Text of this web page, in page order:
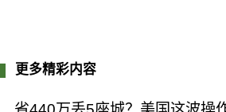
更多精彩内容